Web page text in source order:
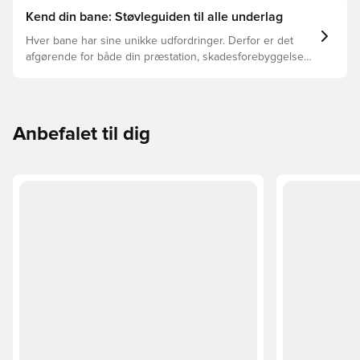
Kend din bane: Støvleguiden til alle underlag
Hver bane har sine unikke udfordringer. Derfor er det
afgørende for både din præstation, skadesforebyggelse
Anbefalet til dig